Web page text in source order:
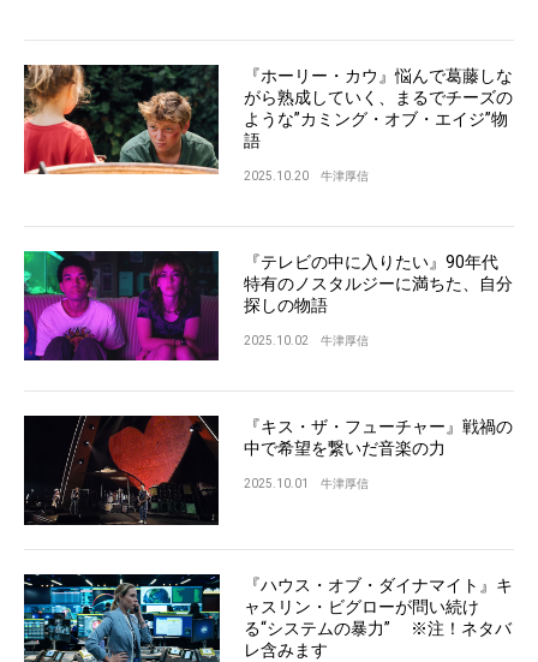
『ホーリー・カウ』悩んで葛藤しな
がら熟成していく、まるでチーズの
ような”カミング・オブ・エイジ”物
語
2025.10.20 牛津厚信
『テレビの中に入りたい』90年代
特有のノスタルジーに満ちた、自分
探しの物語
2025.10.02 牛津厚信
『キス・ザ・フューチャー』戦禍の
中で希望を繋いだ音楽の力
2025.10.01 牛津厚信
『ハウス・オブ・ダイナマイト』キ
ャスリン・ビグローが問い続け
る“システムの暴力” ※注！ネタバ
レ含みます